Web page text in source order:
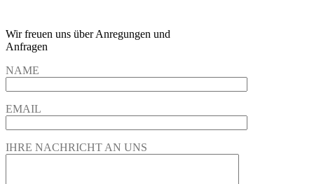
Wir freuen uns über Anregungen und
Anfragen
NAME
EMAIL
IHRE NACHRICHT AN UNS